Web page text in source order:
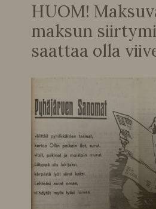
HUOM!
maksun
saattaa olla